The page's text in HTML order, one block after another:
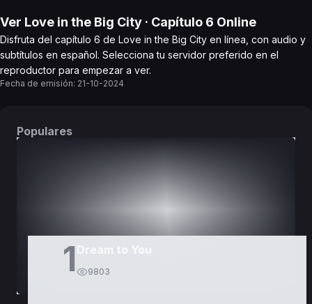
Ver Love in the Big City · Capítulo 6 Online
Disfruta del capítulo 6 de Love in the Big City en línea, con audio y
subtítulos en español. Selecciona tu servidor preferido en el
reproductor para empezar a ver.
Fecha de emisión: 21-10-2024
Populares
1 Dream to You
9803